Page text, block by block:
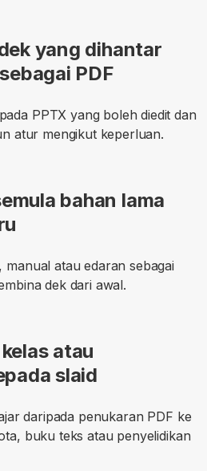
yang dihantar
PDF
PPTX yang boleh diedit dan
atur mengikut keperluan.
bahan lama
atau edaran sebagai
dek dari awal.
atau
slaid
daripada penukaran PDF ke
buku teks atau penyelidikan